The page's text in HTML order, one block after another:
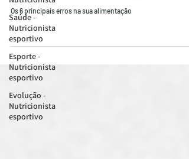
Saúde -
Nutricionista
esportivo
Esporte -
Nutricionista
esportivo
Evolução -
Nutricionista
esportivo
Os 6 principais erros na sua alimentação